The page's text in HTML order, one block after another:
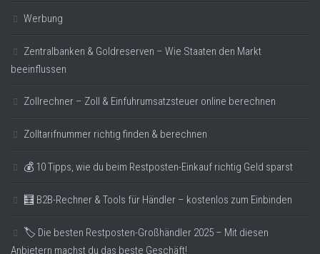
Werbung
Zentralbanken & Goldreserven – Wie Staaten den Markt
beeinflussen
Zollrechner – Zoll & Einfuhrumsatzsteuer online berechnen
Zolltarifnummer richtig finden & berechnen
💰 10 Tipps, wie du beim Restposten-Einkauf richtig Geld sparst
🧮 B2B-Rechner & Tools für Händler – kostenlos zum Einbinden
🏷️ Die besten Restposten-Großhändler 2025 – Mit diesen
Anbietern machst du das beste Geschäft!